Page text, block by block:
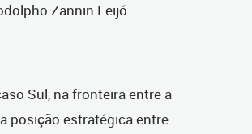
Zannin Feijó.
Sul, na fronteira entre a
posição estratégica entre